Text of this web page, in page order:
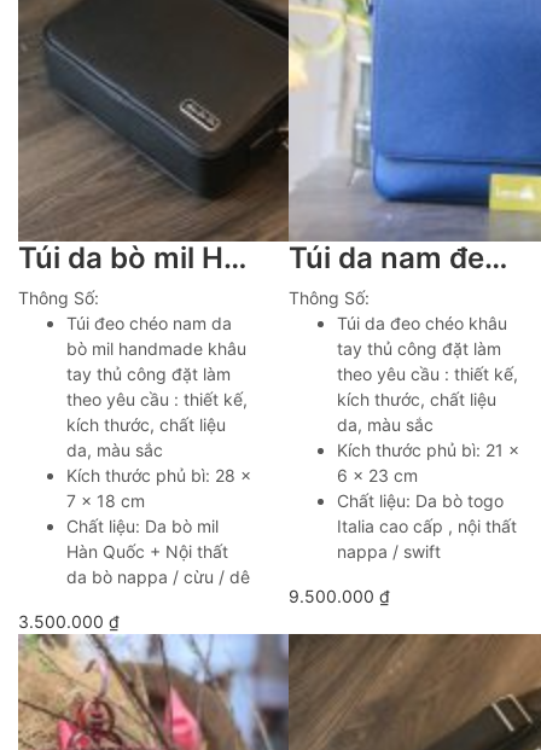
Túi da bò mil Hàn Quốc đeo chéo size to khâu tay Lano TDH032
Thông Số:
Túi đeo chéo nam da
bò mil handmade khâu
tay thủ công đặt làm
theo yêu cầu : thiết kế,
kích thước, chất liệu
da, màu sắc
Kích thước phủ bì: 28 x
7 x 18 cm
Chất liệu: Da bò mil
Hàn Quốc + Nội thất
da bò nappa / cừu / dê
3.500.000 ₫
Túi da nam đeo chéo handmade khâu tay thủ công da bò togo Italia Lano TDH022
Thông Số:
Túi da đeo chéo khâu
tay thủ công đặt làm
theo yêu cầu : thiết kế,
kích thước, chất liệu
da, màu sắc
Kích thước phủ bì: 21 x
6 x 23 cm
Chất liệu: Da bò togo
Italia cao cấp , nội thất
nappa / swift
9.500.000 ₫